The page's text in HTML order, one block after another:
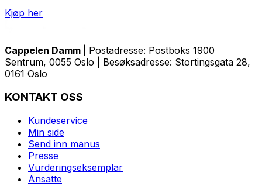
Kjøp her
Cappelen Damm
| Postadresse: Postboks 1900
Sentrum, 0055 Oslo | Besøksadresse: Stortingsgata 28,
0161 Oslo
KONTAKT OSS
Kundeservice
Min side
Send inn manus
Presse
Vurderingseksemplar
Ansatte